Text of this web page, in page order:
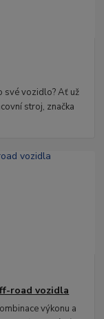
své vozidlo? Ať už
stroj, značka
road vozidla
výkonu a